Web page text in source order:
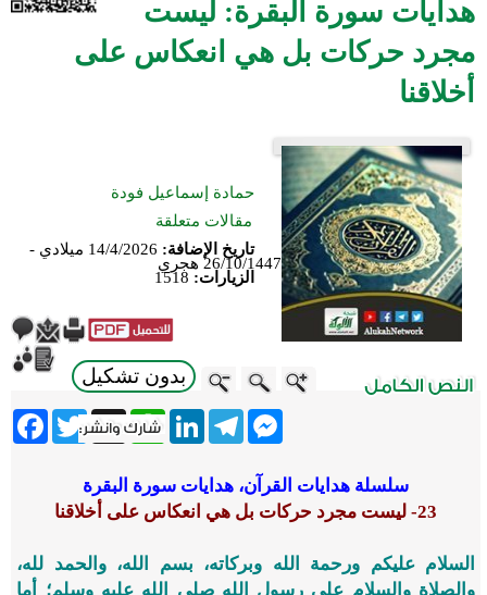
هدايات سورة البقرة: ليست
مجرد حركات بل هي انعكاس على
أخلاقنا
حمادة إسماعيل فودة
مقالات متعلقة
تاريخ الإضافة:
14/4/2026 ميلادي -
26/10/1447 هجري
الزيارات: 1518
بدون تشكيل
Twitter X
WhatsApp
LinkedInTelegram
Messenger
سلسلة هدايات القرآن، هدايات سورة البقرة
23- ليست مجرد حركات بل هي انعكاس على أخلاقنا
السلام عليكم ورحمة الله وبركاته، بسم الله، والحمد لله،
والصلاة والسلام على رسول الله صلى الله عليه وسلم؛ أما